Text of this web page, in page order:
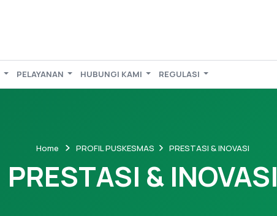
PELAYANAN HUBUNGI KAMI REGULASI
Home PROFIL PUSKESMAS PRESTASI & INOVASI
PRESTASI & INOVASI